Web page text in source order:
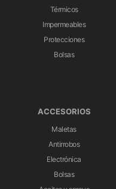
Térmicos
Impermeables
Protecciones
Bolsas
ACCESORIOS
Maletas
Antirrobos
Electrónica
Bolsas